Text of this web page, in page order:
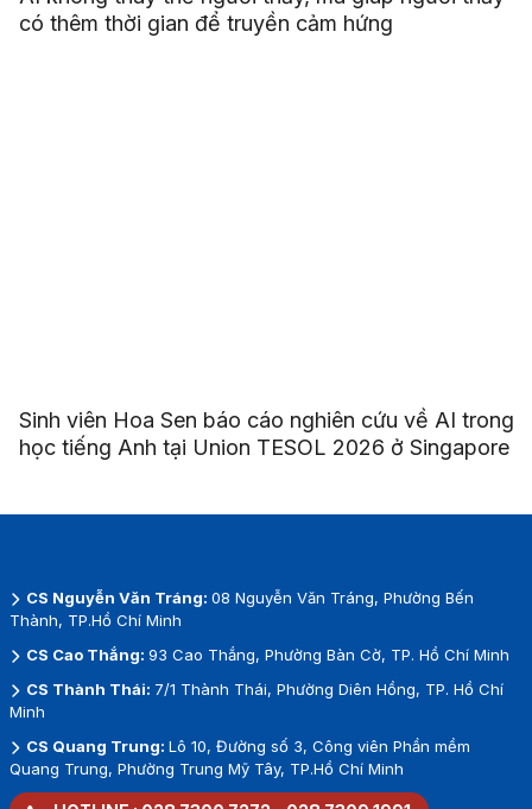
có thêm thời gian để truyền cảm hứng
Sinh viên Hoa Sen báo cáo nghiên cứu về AI trong
học tiếng Anh tại Union TESOL 2026 ở Singapore
CS Nguyễn Văn Tráng: 08 Nguyễn Văn Tráng, Phường Bến
Thành, TP.Hồ Chí Minh
CS Cao Thắng: 93 Cao Thắng, Phường Bàn Cờ, TP. Hồ Chí Minh
CS Thành Thái: 7/1 Thành Thái, Phường Diên Hồng, TP. Hồ Chí
Minh
CS Quang Trung: Lô 10, Đường số 3, Công viên Phần mềm
Quang Trung, Phường Trung Mỹ Tây, TP.Hồ Chí Minh